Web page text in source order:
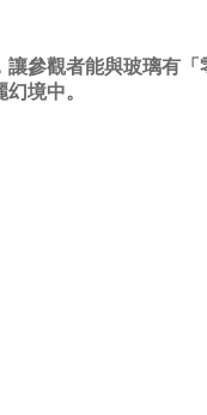
參觀者能與玻璃有
境中。